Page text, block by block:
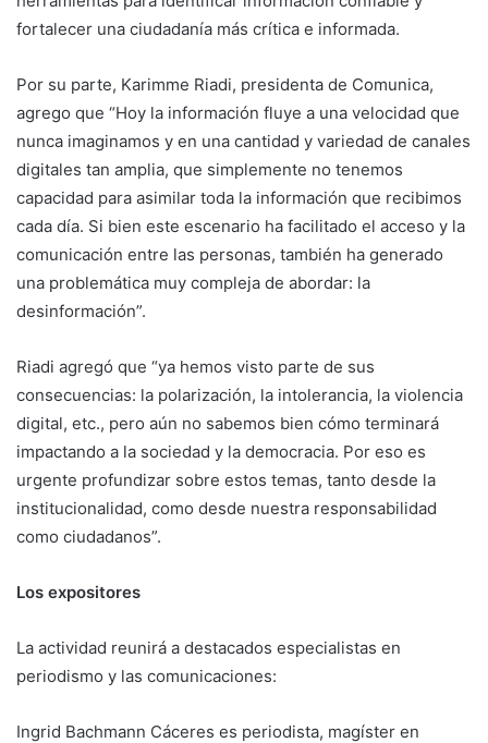
fortalecer una ciudadanía más crítica e informada.
Por su parte, Karimme Riadi, presidenta de Comunica,
agrego que “Hoy la información fluye a una velocidad que
nunca imaginamos y en una cantidad y variedad de canales
digitales tan amplia, que simplemente no tenemos
capacidad para asimilar toda la información que recibimos
cada día. Si bien este escenario ha facilitado el acceso y la
comunicación entre las personas, también ha generado
una problemática muy compleja de abordar: la
desinformación”.
Riadi agregó que “ya hemos visto parte de sus
consecuencias: la polarización, la intolerancia, la violencia
digital, etc., pero aún no sabemos bien cómo terminará
impactando a la sociedad y la democracia. Por eso es
urgente profundizar sobre estos temas, tanto desde la
institucionalidad, como desde nuestra responsabilidad
como ciudadanos”.
Los expositores
La actividad reunirá a destacados especialistas en
periodismo y las comunicaciones:
Ingrid Bachmann Cáceres es periodista, magíster en